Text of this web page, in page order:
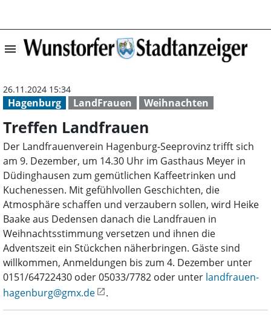
menu Treffen
Hagenburg LandFrauen Weihnachten
26.11.2024 15:34
Treffen Landfrauen
Der Landfrauenverein Hagenburg-Seeprovinz trifft sich
am 9. Dezember, um 14.30 Uhr im Gasthaus Meyer in
Düdinghausen zum gemütlichen Kaffeetrinken und
Kuchenessen. Mit gefühlvollen Geschichten, die
Atmosphäre schaffen und verzaubern sollen, wird Heike
Baake aus Dedensen danach die Landfrauen in
Weihnachtsstimmung versetzen und ihnen die
Adventszeit ein Stückchen näherbringen. Gäste sind
willkommen, Anmeldungen bis zum 4. Dezember unter
0151/64722430 oder 05033/7782 oder unter landfrauen-
hagenburg@gmx.de
.